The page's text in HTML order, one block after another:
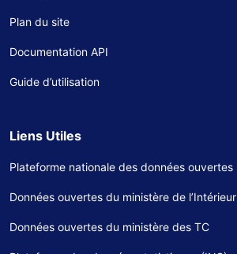
Plan du site
Documentation API
Guide d’utilisation
Liens Utiles
Plateforme nationale des données ouvertes
Données ouvertes du ministère de l’Intérieur
Données ouvertes du ministère des TC